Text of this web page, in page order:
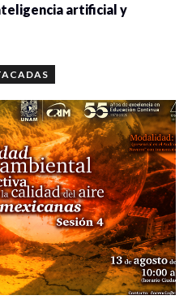
artificial y